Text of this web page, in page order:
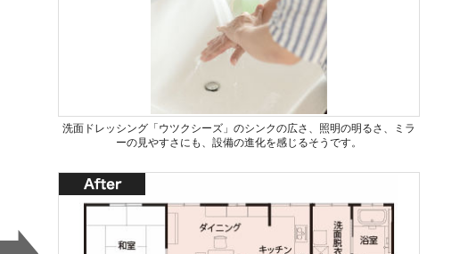
洗面ドレッシング「ウツクシーズ」のシンクの広さ、照明の明るさ、ミラ
ーの見やすさにも、設備の進化を感じるそうです。